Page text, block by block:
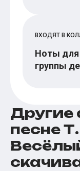
ВХОДЯТ В
Ноты для
группы
Другие
песне